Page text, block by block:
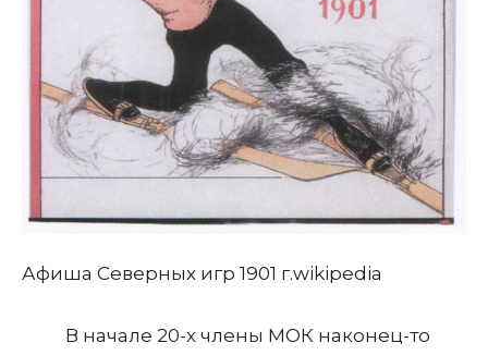
Афиша Северных игр 1901 г.wikipedia
В начале 20-х члены МОК наконец-то